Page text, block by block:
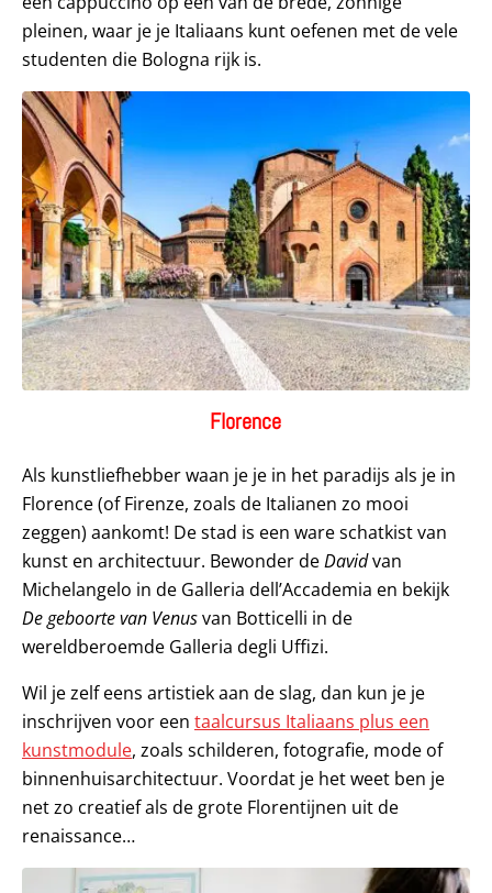
pleinen, waar je je Italiaans kunt oefenen met de vele
studenten die Bologna rijk is.
Florence
Als kunstliefhebber waan je je in het paradijs als je in
Florence (of Firenze, zoals de Italianen zo mooi
zeggen) aankomt! De stad is een ware schatkist van
kunst en architectuur. Bewonder deDavidvan
Michelangelo in de Galleria dell’Accademia en bekijk
De geboorte van Venusvan Botticelli in de
wereldberoemde Galleria degli Uffizi.
Wil je zelf eens artistiek aan de slag, dan kun je je
inschrijven voor een taalcursus Italiaans plus een
kunstmodule, zoals schilderen, fotografie, mode of
binnenhuisarchitectuur. Voordat je het weet ben je
net zo creatief als de grote Florentijnen uit de
renaissance…